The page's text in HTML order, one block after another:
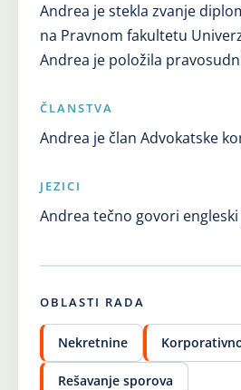
Andrea je stekla zvanje
na Pravnom fakultetu
Andrea je položila
ČLANSTVA
Andrea je član Advokatske
JEZICI
Andrea tečno govori engleski
OBLASTI RADA
Nekretnine
Rešavanje sporova